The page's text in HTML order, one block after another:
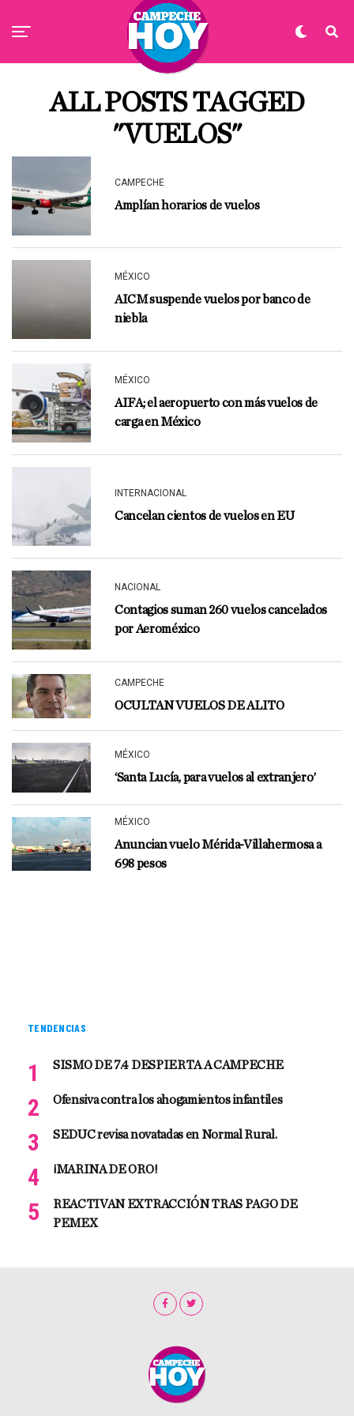
ALL POSTS TAGGED
"VUELOS"
CAMPECHE
Amplían horarios de vuelos
MÉXICO
AICM suspende vuelos por banco de
niebla
MÉXICO
AIFA; el aeropuerto con más vuelos de
carga en México
INTERNACIONAL
Cancelan cientos de vuelos en EU
NACIONAL
Contagios suman 260 vuelos cancelados
por Aeroméxico
CAMPECHE
OCULTAN VUELOS DE ALITO
MÉXICO
‘Santa Lucía, para vuelos al extranjero’
MÉXICO
Anuncian vuelo Mérida-Villahermosa a
698 pesos
TENDENCIAS
SISMO DE 7.4 DESPIERTA A CAMPECHE
Ofensiva contra los ahogamientos infantiles
SEDUC revisa novatadas en Normal Rural.
¡MARINA DE ORO!
REACTIVAN EXTRACCIÓN TRAS PAGO DE
PEMEX